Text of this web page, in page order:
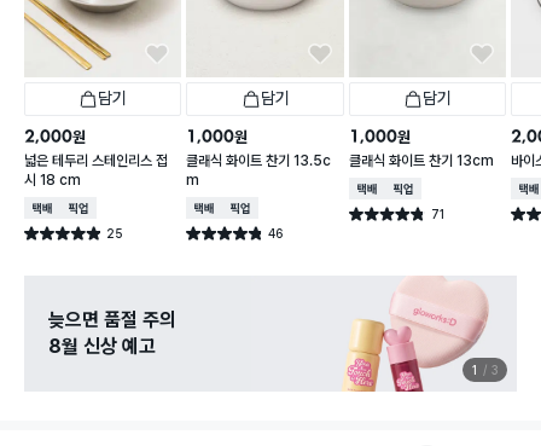
담기
2,000원
넓은 테두리 스테인리스 접
시 18 cm
택배배송매장픽업
별점 4.9점 25
건 작성
담기
1,000원
클래식 화이트 찬기 13.5c
m
택배배송매장픽업
별점 4.8점 46
건 작성
담기
1,000원
클래식 화이트 찬기 13cm
택배배송매장픽업
별점 4.8점 71
건 작성
바이
택배
별점
늦으면 품절 주의
8월 신상 예고
1 3